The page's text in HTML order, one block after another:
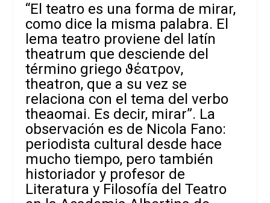
“El teatro es una forma de mirar,
como dice la misma palabra. El
lema teatro proviene del latín
theatrum que desciende del
término griego ϑέατρον,
theatron, que a su vez se
relaciona con el tema del verbo
theaomai. Es decir, mirar”. La
observación es de Nicola Fano:
periodista cultural desde hace
mucho tiempo, pero también
historiador y profesor de
Literatura y Filosofía del Teatro